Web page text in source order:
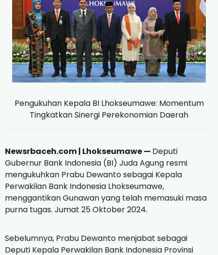
Pengukuhan Kepala BI Lhokseumawe: Momentum
Tingkatkan Sinergi Perekonomian Daerah
Newsrbaceh.com | Lhokseumawe — Deputi
Gubernur Bank Indonesia (BI) Juda Agung resmi
mengukuhkan Prabu Dewanto sebagai Kepala
Perwakilan Bank Indonesia Lhokseumawe,
menggantikan Gunawan yang telah memasuki masa
purna tugas. Jumat 25 Oktober 2024.
Sebelumnya, Prabu Dewanto menjabat sebagai
Deputi Kepala Perwakilan Bank Indonesia Provinsi